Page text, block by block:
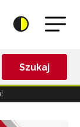
Szukaj